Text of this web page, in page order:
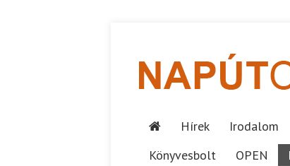
Hírek Irodalom
Könyvesbolt
OPEN